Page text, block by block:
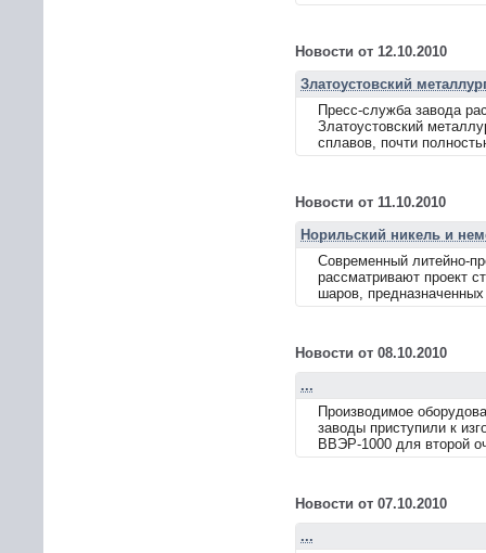
Новости от 12.10.2010
Златоустовский
Пресс-служба завода
Златоустовский
сплавов, почти
Новости от 11.10.2010
Норильский никель и
Современный литейно-
рассматривают проект
шаров,
Новости от 08.10.2010
...
Производимое
заводы приступили к
ВВЭР-1000 для второй
Новости от 07.10.2010
...